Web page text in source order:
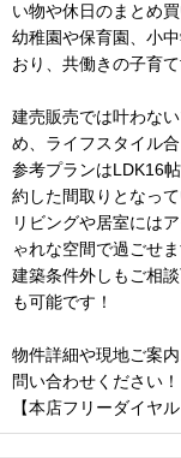
い物や休日のまとめ
幼稚園や保育園、小
おり、共働きの子育
建売販売では叶わな
め、ライフスタイル
参考プランはLDK16
約した間取りとなって
リビングや居室には
ゃれな空間で過ごせま
建築条件外しもご相
も可能です！
物件詳細や現地ご案
問い合わせください！
【本店フリーダイヤ